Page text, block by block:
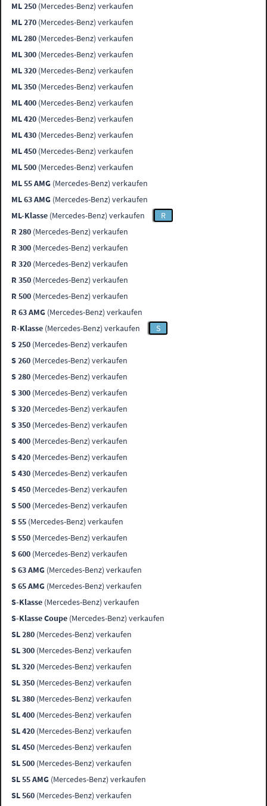
ML 250 (Mercedes-Benz) verkaufen
ML 270 (Mercedes-Benz) verkaufen
ML 280 (Mercedes-Benz) verkaufen
ML 300 (Mercedes-Benz) verkaufen
ML 320 (Mercedes-Benz) verkaufen
ML 350 (Mercedes-Benz) verkaufen
ML 400 (Mercedes-Benz) verkaufen
ML 420 (Mercedes-Benz) verkaufen
ML 430 (Mercedes-Benz) verkaufen
ML 450 (Mercedes-Benz) verkaufen
ML 500 (Mercedes-Benz) verkaufen
ML 55 AMG (Mercedes-Benz) verkaufen
ML 63 AMG (Mercedes-Benz) verkaufen
ML-Klasse (Mercedes-Benz) verkaufen
R
R 280 (Mercedes-Benz) verkaufen
R 300 (Mercedes-Benz) verkaufen
R 320 (Mercedes-Benz) verkaufen
R 350 (Mercedes-Benz) verkaufen
R 500 (Mercedes-Benz) verkaufen
R 63 AMG (Mercedes-Benz) verkaufen
R-Klasse (Mercedes-Benz) verkaufen
S
S 250 (Mercedes-Benz) verkaufen
S 260 (Mercedes-Benz) verkaufen
S 280 (Mercedes-Benz) verkaufen
S 300 (Mercedes-Benz) verkaufen
S 320 (Mercedes-Benz) verkaufen
S 350 (Mercedes-Benz) verkaufen
S 400 (Mercedes-Benz) verkaufen
S 420 (Mercedes-Benz) verkaufen
S 430 (Mercedes-Benz) verkaufen
S 450 (Mercedes-Benz) verkaufen
S 500 (Mercedes-Benz) verkaufen
S 55 (Mercedes-Benz) verkaufen
S 550 (Mercedes-Benz) verkaufen
S 600 (Mercedes-Benz) verkaufen
S 63 AMG (Mercedes-Benz) verkaufen
S 65 AMG (Mercedes-Benz) verkaufen
S-Klasse (Mercedes-Benz) verkaufen
S-Klasse Coupe (Mercedes-Benz) verkaufen
SL 280 (Mercedes-Benz) verkaufen
SL 300 (Mercedes-Benz) verkaufen
SL 320 (Mercedes-Benz) verkaufen
SL 350 (Mercedes-Benz) verkaufen
SL 380 (Mercedes-Benz) verkaufen
SL 400 (Mercedes-Benz) verkaufen
SL 420 (Mercedes-Benz) verkaufen
SL 450 (Mercedes-Benz) verkaufen
SL 500 (Mercedes-Benz) verkaufen
SL 55 AMG (Mercedes-Benz) verkaufen
SL 560 (Mercedes-Benz) verkaufen